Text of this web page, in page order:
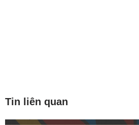
Tin liên quan